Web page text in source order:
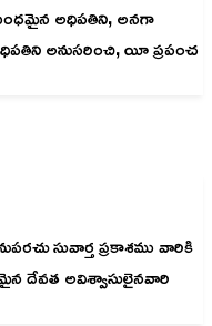
అధిపతిని, అనగా
అనుసరించి, యీ ప్రపంచ
సువార్త ప్రకాశము వారికి
దేవత అవిశ్వాసులైనవారి